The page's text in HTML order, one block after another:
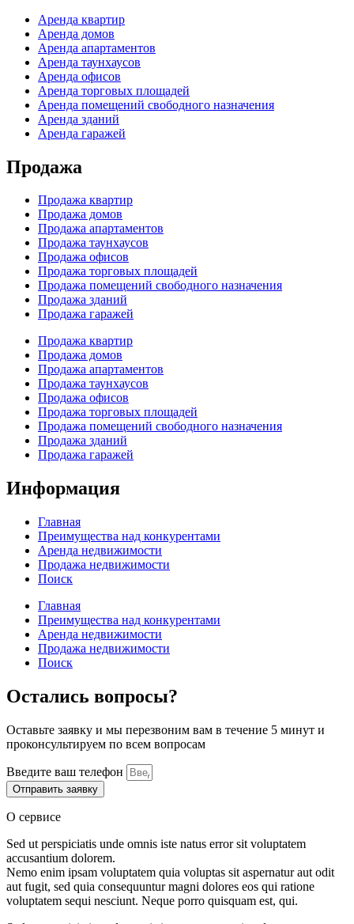
Аренда квартир
Аренда домов
Аренда апартаментов
Аренда таунхаусов
Аренда офисов
Аренда торговых площадей
Аренда помещений свободного назначения
Аренда зданий
Аренда гаражей
Продажа
Продажа квартир
Продажа домов
Продажа апартаментов
Продажа таунхаусов
Продажа офисов
Продажа торговых площадей
Продажа помещений свободного назначения
Продажа зданий
Продажа гаражей
Продажа квартир
Продажа домов
Продажа апартаментов
Продажа таунхаусов
Продажа офисов
Продажа торговых площадей
Продажа помещений свободного назначения
Продажа зданий
Продажа гаражей
Информация
Главная
Преимущества над конкурентами
Аренда недвижимости
Продажа недвижимости
Поиск
Главная
Преимущества над конкурентами
Аренда недвижимости
Продажа недвижимости
Поиск
Остались вопросы?
Оставьте заявку и мы перезвоним вам в течение 5 минут и
проконсультируем по всем вопросам
Введите ваш телефон
Отправить заявку
О сервисе
Sed ut perspiciatis unde omnis iste natus error sit voluptatem
accusantium dolorem.
Nemo enim ipsam voluptatem quia voluptas sit aspernatur aut odit
aut fugit, sed quia consequuntur magni dolores eos qui ratione
voluptatem sequi nesciunt. Neque porro quisquam est, qui.